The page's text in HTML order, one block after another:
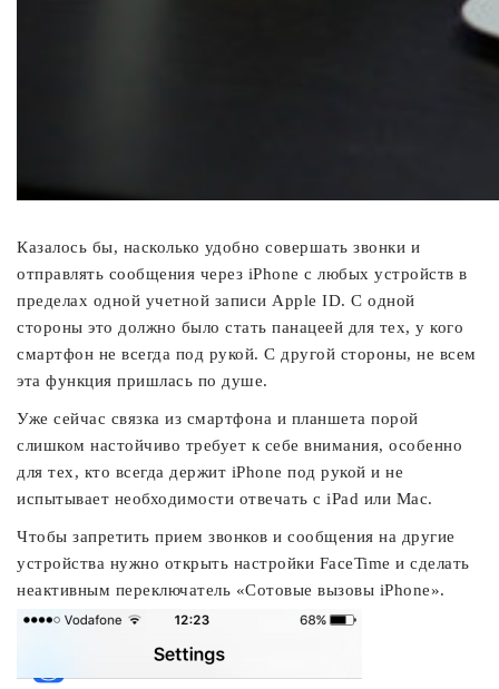
Казалось бы, насколько удобно совершать звонки и
отправлять сообщения через iPhone c любых устройств в
пределах одной учетной записи Apple ID. C одной
стороны это должно было стать панацеей для тех, у кого
смартфон не всегда под рукой. С другой стороны, не всем
эта функция пришлась по душе.
Уже сейчас связка из смартфона и планшета порой
слишком настойчиво требует к себе внимания, особенно
для тех, кто всегда держит iPhone под рукой и не
испытывает необходимости отвечать с iPad или Mac.
Чтобы запретить прием звонков и сообщения на другие
устройства нужно открыть настройки FaceTime и сделать
неактивным переключатель «Сотовые вызовы iPhone».